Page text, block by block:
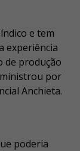
e tem
experiência
de produção
por
Anchieta.
poderia